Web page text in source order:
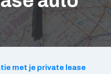
met je private lease